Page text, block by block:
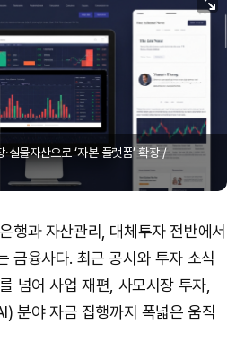
실물자산으로 ‘자본 플랫폼’ 확장 /
행과 자산관리, 대체투자 전반에서
금융사다. 최근 공시와 투자 소식
넘어 사업 재편, 사모시장 투자,
분야 자금 집행까지 폭넓은 움직